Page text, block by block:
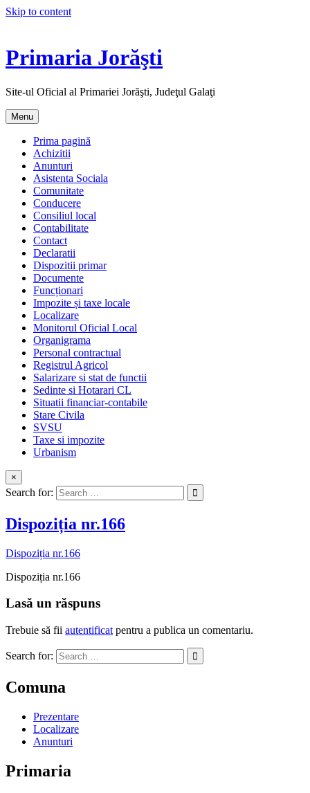
Skip to content
Primaria Jorăşti
Site-ul Oficial al Primariei Jorăşti, Judeţul Galaţi
Menu
Prima pagină
Achizitii
Anunturi
Asistenta Sociala
Comunitate
Conducere
Consiliul local
Contabilitate
Contact
Declaratii
Dispozitii primar
Documente
Funcționari
Impozite și taxe locale
Localizare
Monitorul Oficial Local
Organigrama
Personal contractual
Registrul Agricol
Salarizare si stat de functii
Sedinte si Hotarari CL
Situatii financiar-contabile
Stare Civila
SVSU
Taxe si impozite
Urbanism
×
Search for:
Dispoziția nr.166
Dispoziția nr.166
Dispoziția nr.166
Lasă un răspuns
Trebuie să fii autentificat pentru a publica un comentariu.
Search for:
Comuna
Prezentare
Localizare
Anunturi
Primaria